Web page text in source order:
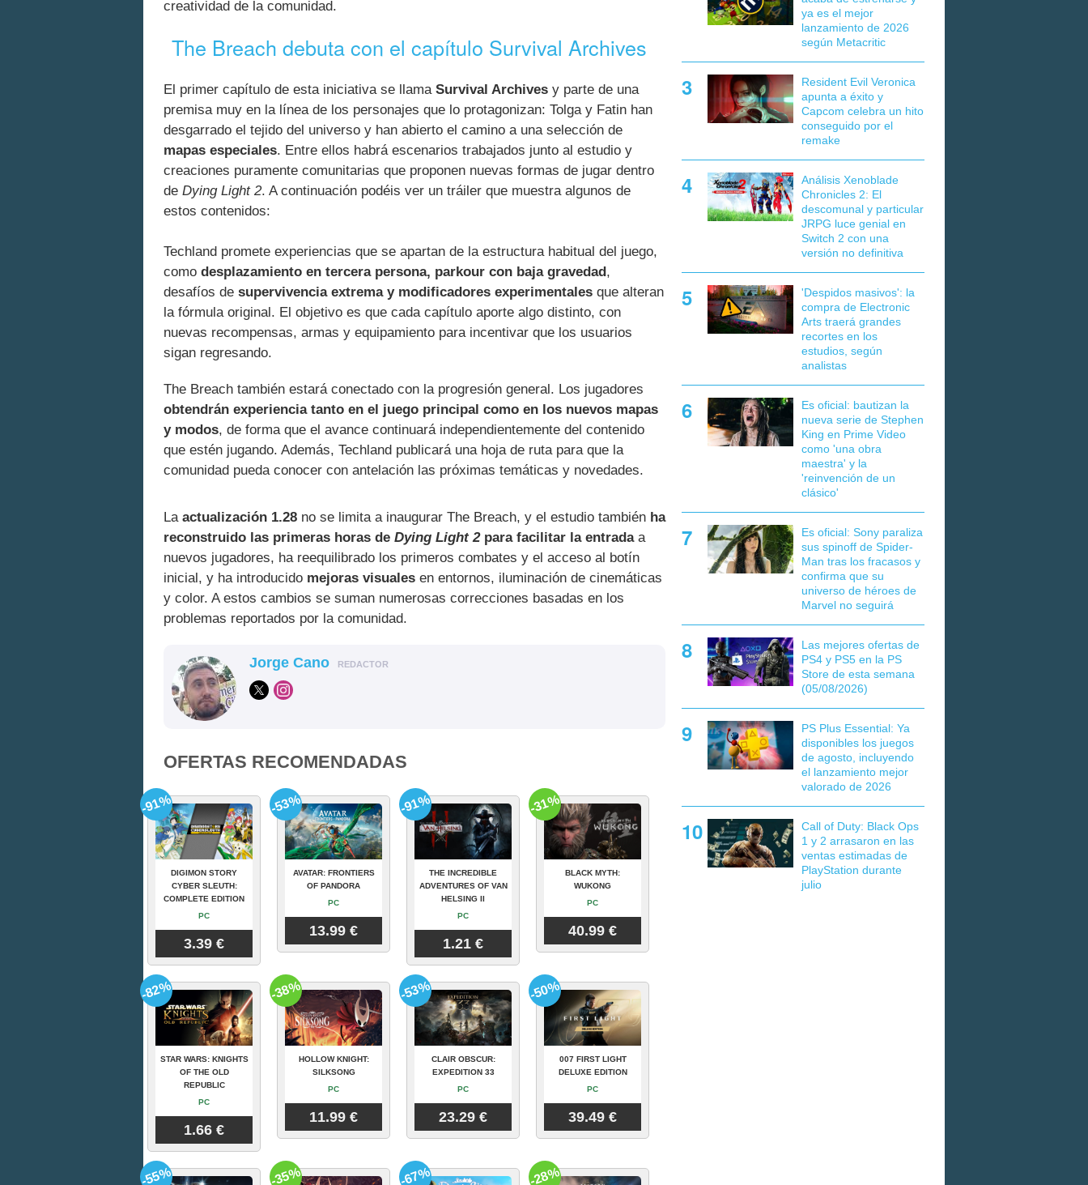
creatividad de la comunidad.
The Breach debuta con el capítulo Survival Archives
El primer capítulo de esta iniciativa se llama Survival Archives y parte de una
premisa muy en la línea de los personajes que lo protagonizan: Tolga y Fatin han
desgarrado el tejido del universo y han abierto el camino a una selección de
mapas especiales. Entre ellos habrá escenarios trabajados junto al estudio y
creaciones puramente comunitarias que proponen nuevas formas de jugar dentro
de Dying Light 2. A continuación podéis ver un tráiler que muestra algunos de
estos contenidos:
Techland promete experiencias que se apartan de la estructura habitual del juego,
como desplazamiento en tercera persona, parkour con baja gravedad,
desafíos de supervivencia extrema y modificadores experimentales que alteran
la fórmula original. El objetivo es que cada capítulo aporte algo distinto, con
nuevas recompensas, armas y equipamiento para incentivar que los usuarios
sigan regresando.
The Breach también estará conectado con la progresión general. Los jugadores
obtendrán experiencia tanto en el juego principal como en los nuevos mapas
y modos, de forma que el avance continuará independientemente del contenido
que estén jugando. Además, Techland publicará una hoja de ruta para que la
comunidad pueda conocer con antelación las próximas temáticas y novedades.
La actualización 1.28 no se limita a inaugurar The Breach, y el estudio también ha
reconstruido las primeras horas de Dying Light 2para facilitar la entradaa
nuevos jugadores, ha reequilibrado los primeros combates y el acceso al botín
inicial, y ha introducido mejoras visuales en entornos, iluminación de cinemáticas
y color. A estos cambios se suman numerosas correcciones basadas en los
problemas reportados por la comunidad.
Jorge Cano REDACTOR
OFERTAS RECOMENDADAS
DIGIMON STORY
CYBER SLEUTH:
COMPLETE EDITION
PC
3.39 €
-91%
AVATAR: FRONTIERS
OF PANDORA
PC
13.99 €
-53%
THE INCREDIBLE
ADVENTURES OF VAN
HELSING II
PC
1.21 €
-91%
BLACK MYTH:
WUKONG
PC
40.99 €
-31%
STAR WARS: KNIGHTS
OF THE OLD
REPUBLIC
PC
1.66 €
-82%
HOLLOW KNIGHT:
SILKSONG
PC
11.99 €
-38%
CLAIR OBSCUR:
EXPEDITION 33
PC
23.29 €
-53%
007 FIRST LIGHT
DELUXE EDITION
PC
39.49 €
-50%
-55% -35% -67% -28%
ya es el mejor
lanzamiento de 2026
según Metacritic
Resident Evil Veronica
apunta a éxito y
Capcom celebra un hito
conseguido por el
remake
Análisis Xenoblade
Chronicles 2: El
descomunal y particular
JRPG luce genial en
Switch 2 con una
versión no definitiva
'Despidos masivos': la
compra de Electronic
Arts traerá grandes
recortes en los
estudios, según
analistas
Es oficial: bautizan la
nueva serie de Stephen
King en Prime Video
como 'una obra
maestra' y la
'reinvención de un
clásico'
Es oficial: Sony paraliza
sus spinoff de Spider-
Man tras los fracasos y
confirma que su
universo de héroes de
Marvel no seguirá
Las mejores ofertas de
PS4 y PS5 en la PS
Store de esta semana
(05/08/2026)
PS Plus Essential: Ya
disponibles los juegos
de agosto, incluyendo
el lanzamiento mejor
valorado de 2026
Call of Duty: Black Ops
1 y 2 arrasaron en las
ventas estimadas de
PlayStation durante
julio